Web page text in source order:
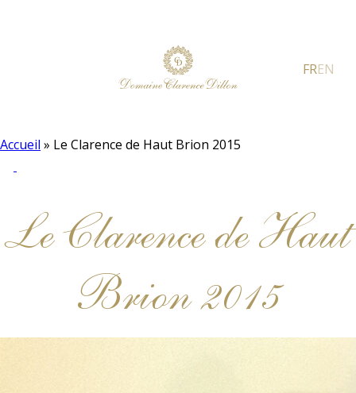
FREN
Accueil » Le Clarence de Haut Brion 2015
Le Clarence de Haut
Brion 2015